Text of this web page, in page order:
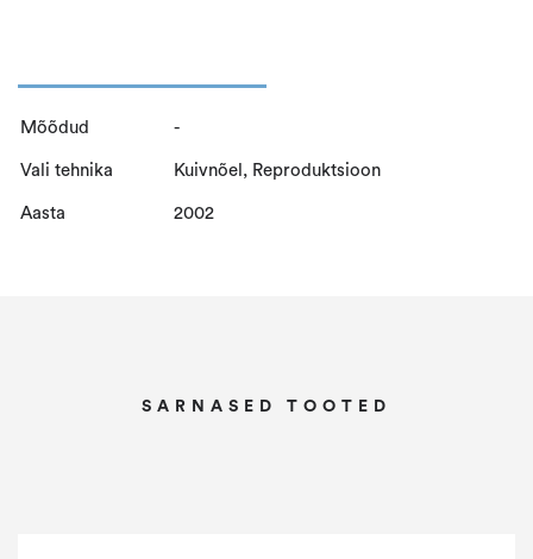
k
Mõõdud -
Vali tehnika Kuivnõel, Reproduktsioon
Aasta 2002
SARNASED TOOTED